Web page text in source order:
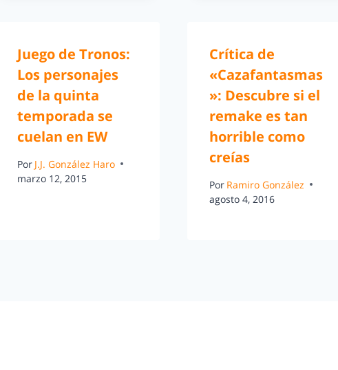
Juego de Tronos:
Los personajes
de la quinta
temporada se
cuelan en EW
Por J.J. González Haro
marzo 12, 2015
Crítica de
«Cazafantasmas
»: Descubre si el
remake es tan
horrible como
creías
Por Ramiro González
agosto 4, 2016